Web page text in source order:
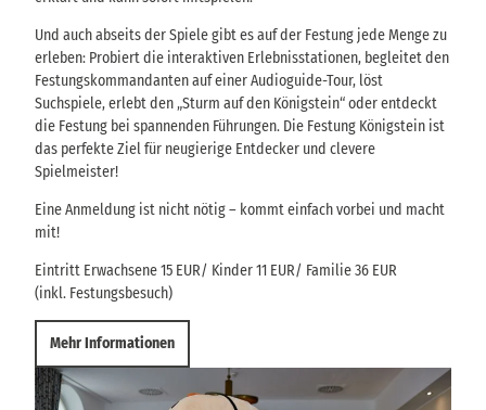
Und auch abseits der Spiele gibt es auf der Festung jede Menge zu
erleben: Probiert die interaktiven Erlebnisstationen, begleitet den
Festungskommandanten auf einer Audioguide-Tour, löst
Suchspiele, erlebt den „Sturm auf den Königstein“ oder entdeckt
die Festung bei spannenden Führungen. Die Festung Königstein ist
das perfekte Ziel für neugierige Entdecker und clevere
Spielmeister!
Eine Anmeldung ist nicht nötig – kommt einfach vorbei und macht
mit!
Eintritt Erwachsene 15 EUR/ Kinder 11 EUR/ Familie 36 EUR
(inkl. Festungsbesuch)
Mehr Informationen